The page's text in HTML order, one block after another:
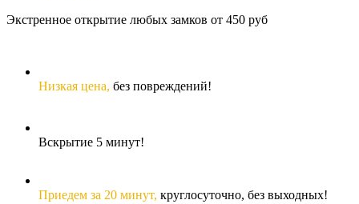
Экстренное открытие любых замков от 450 руб
Низкая цена, без повреждений!
Вскрытие 5 минут!
Приедем за 20 минут, круглосуточно, без выходных!